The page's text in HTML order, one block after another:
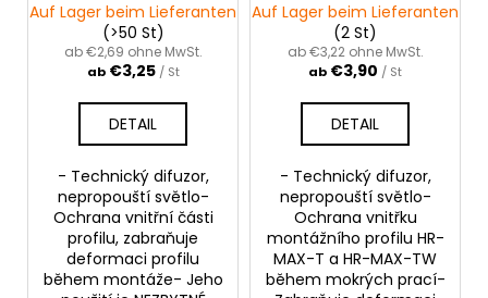
profily |šedý
Auf Lager beim Lieferanten
(>50 St)
ab €2,69 ohne MwSt.
ab€3,25 / St
DETAIL
- Technický difuzor,
nepropouští světlo-
Ochrana vnitřní části
profilu, zabraňuje
deformaci profilu
během montáže- Jeho
profily |šedý
Auf Lager beim Lieferanten
(2 St)
ab €3,22 ohne MwSt.
ab €3,90 / St
DETAIL
- Technický difuzor,
nepropouští světlo-
Ochrana vnitřku
montážního profilu HR-
MAX-T a HR-MAX-TW
během mokrých prací-